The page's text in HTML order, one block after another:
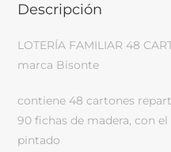
Descripción
LOTERÍA FAMILIAR 48
marca Bisonte
contiene 48 cartones
90 fichas de madera, con
pintado